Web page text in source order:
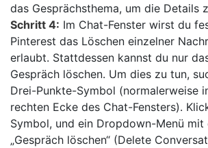
das Gesprächsthema, um die Details
Schritt 4: Im Chat-Fenster wirst du
Pinterest das Löschen einzelner
erlaubt. Stattdessen kannst du nur
Gespräch löschen. Um dies zu tun,
Drei-Punkte-Symbol (normalerweise
rechten Ecke des Chat-Fensters).
Symbol, und ein Dropdown-Menü
„Gespräch löschen“ (Delete